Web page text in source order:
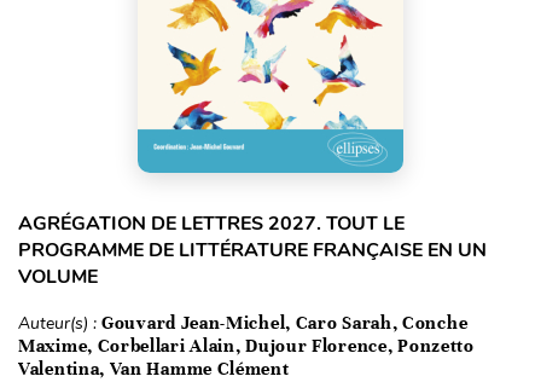
AGRÉGATION DE LETTRES 2027. TOUT LE
PROGRAMME DE LITTÉRATURE FRANÇAISE EN UN
VOLUME
Auteur(s) : Gouvard Jean-Michel, Caro Sarah, Conche
Maxime, Corbellari Alain, Dujour Florence, Ponzetto
Valentina, Van Hamme Clément